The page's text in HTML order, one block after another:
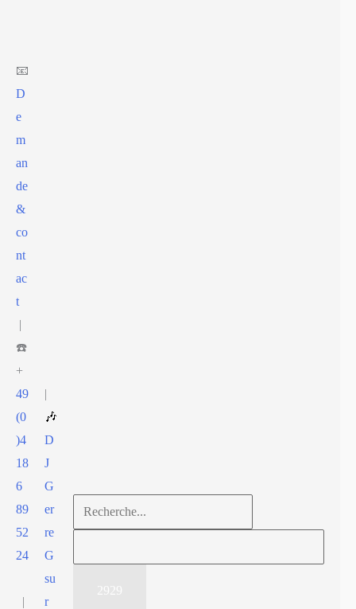
📧
D
e
m
an
de
&
co
nt
ac
t
|
☎️
+
49
(0
)4
18
6
89
52
24
|
|
🎶
D
J
G
er
re
G
su
r
Rechercher :